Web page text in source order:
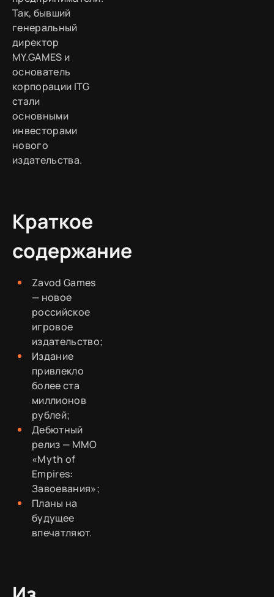
Так, бывший
генеральный
директор
MY.GAMES и
основатель
корпорации ITG
стали
основными
инвесторами
нового
издательства.
Краткое
содержание
Zavod Games
— новое
российское
игровое
издательство;
Издание
привлекло
более ста
миллионов
рублей;
Дебютный
релиз — MMO
«Myth of
Empires:
Завоевания»;
Планы на
будущее
впечатляют.